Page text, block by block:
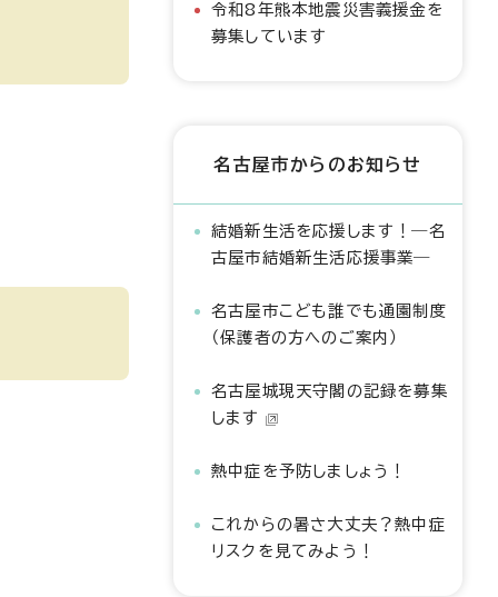
令和8年熊本地震災害義援金を
募集しています
名古屋市からのお知らせ
結婚新生活を応援します！―名
古屋市結婚新生活応援事業―
名古屋市こども誰でも通園制度
（保護者の方へのご案内）
名古屋城現天守閣の記録を募集
します
熱中症を予防しましょう！
これからの暑さ大丈夫？熱中症
リスクを見てみよう！